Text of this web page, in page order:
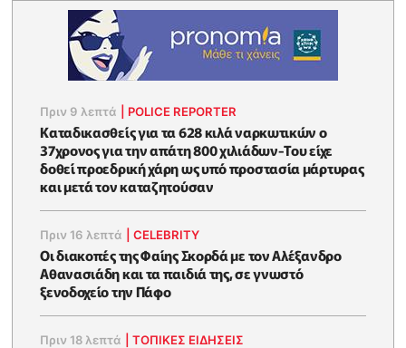
Πριν 9 λεπτά POLICE REPORTER
Καταδικασθείς για τα 628 κιλά ναρκωτικών ο
37χρονος για την απάτη 800 χιλιάδων-Του είχε
δοθεί προεδρική χάρη ως υπό προστασία μάρτυρας
και μετά τον καταζητούσαν
Πριν 16 λεπτά |CELEBRITY
Οι διακοπές της Φαίης Σκορδά με τον Αλέξανδρο
Αθανασιάδη και τα παιδιά της, σε γνωστό
ξενοδοχείο την Πάφο
Πριν 18 λεπτά |ΤΟΠΙΚΕΣ ΕΙΔΗΣΕΙΣ